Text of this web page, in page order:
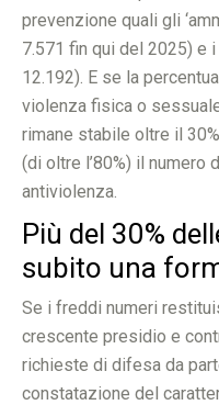
prevenzione quali gli
7.571 fin qui del 2025) e
12.192). E se la
violenza fisica o
rimane stabile oltre il
(di oltre l’80%) il numero
antiviolenza.
Più del 30%
subito una
Se i freddi numeri
crescente presidio e
richieste di difesa da
constatazione del